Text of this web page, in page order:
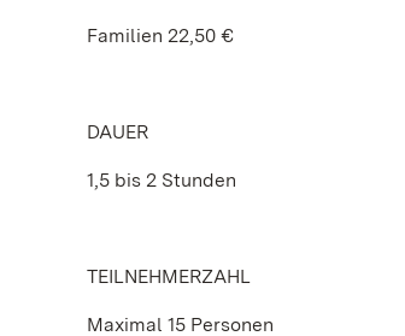
Familien 22,50 €
DAUER
1,5 bis 2 Stunden
TEILNEHMERZAHL
Maximal 15 Personen